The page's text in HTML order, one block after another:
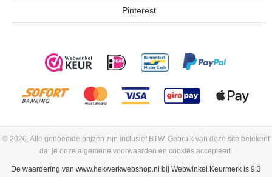
Pinterest
© 2026. Alle genoemde prijzen zijn inclusief BTW. Gebruik van deze site betekent
dat je onze algemene voorwaarden en cookies accepteert.
De waardering van www.hekwerkwebshop.nl bij Webwinkel Keurmerk is 9.3